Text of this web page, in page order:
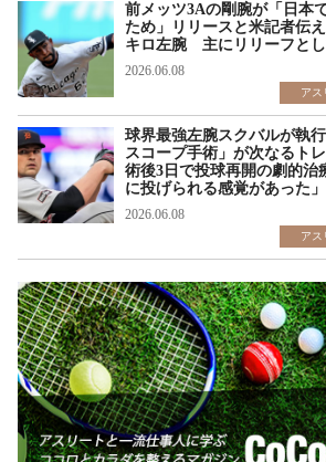
前メッツ3Aの剛腕が「日本
ため」リリースと米記者伝
キロ左腕 主にリリーフと
2026.06.08
アス
球界最強左腕スクバルが執
スコープ手術」が次なるト
術後3日で投球再開の劇的治
に投げられる感覚があった」
2026.06.08
アス